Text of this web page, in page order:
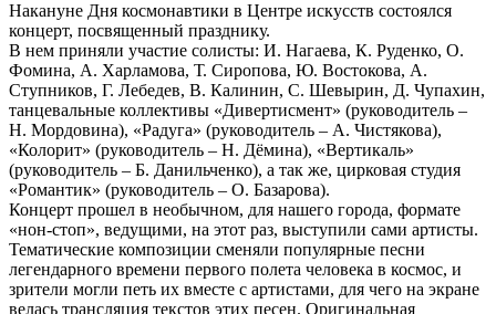
Накануне Дня космонавтики в Центре искусств состоялся
концерт, посвященный празднику.
В нем приняли участие солисты: И. Нагаева, К. Руденко, О.
Фомина, А. Харламова, Т. Сиропова, Ю. Востокова, А.
Ступников, Г. Лебедев, В. Калинин, С. Шевырин, Д. Чупахин,
танцевальные коллективы «Дивертисмент» (руководитель –
Н. Мордовина), «Радуга» (руководитель – А. Чистякова),
«Колорит» (руководитель – Н. Дёмина), «Вертикаль»
(руководитель – Б. Данильченко), а так же, цирковая студия
«Романтик» (руководитель – О. Базарова).
Концерт прошел в необычном, для нашего города, формате
«нон-стоп», ведущими, на этот раз, выступили сами артисты.
Тематические композиции сменяли популярные песни
легендарного времени первого полета человека в космос, и
зрители могли петь их вместе с артистами, для чего на экране
велась трансляция текстов этих песен. Оригинальная